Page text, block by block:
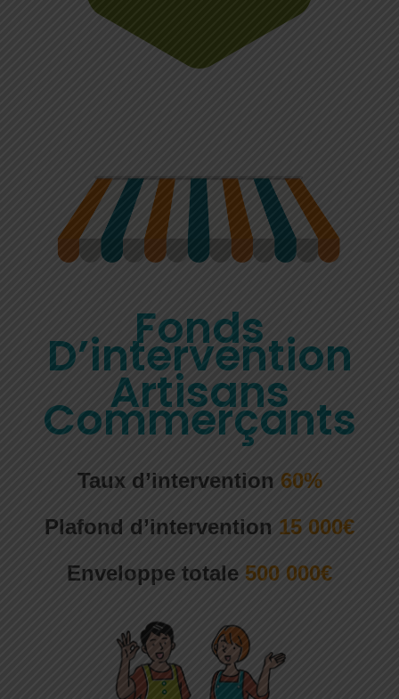
Fonds
D’intervention
Artisans
Commerçants
Taux d’intervention 60%
Plafond d’intervention 15 000€
Enveloppe totale 500 000€